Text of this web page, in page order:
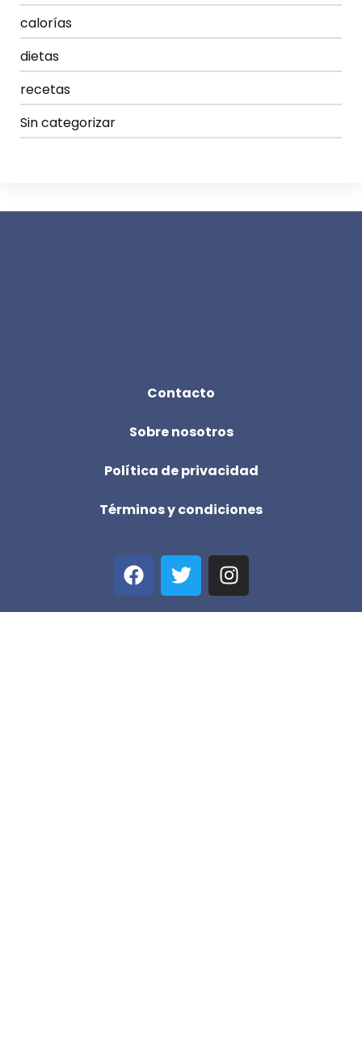
calorías
dietas
recetas
Sin categorizar
Contacto
Sobre nosotros
Política de privacidad
Términos y condiciones